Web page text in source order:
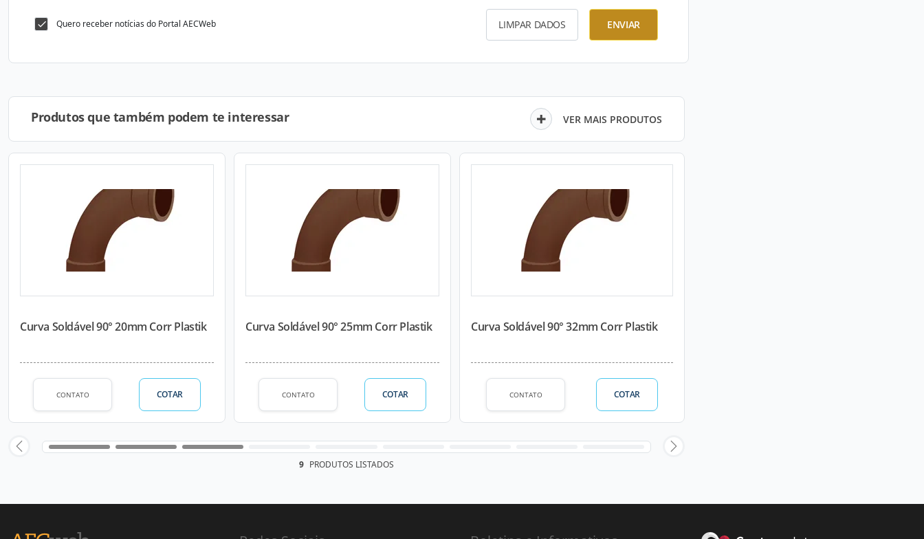
Quero receber notícias do Portal AECWeb LIMPAR DADOS ENVIAR
Produtos que também podem te interessar VER MAIS PRODUTOS
Curva Soldável 90° 20mm Corr Plastik
CONTATO COTAR
Curva Soldável 90° 25mm Corr Plastik
CONTATO COTAR
Curva Soldável 90° 32mm Corr Plastik
CONTATO COTAR
9 PRODUTOS LISTADOS